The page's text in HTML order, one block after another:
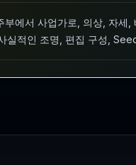
부에서 사업가로, 의상, 자세
실적인 조명, 편집 구성,